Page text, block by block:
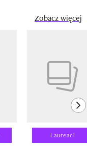
Zobacz więcej
Laureaci